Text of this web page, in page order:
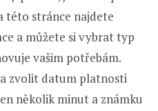
této stránce najdete
a můžete si vybrat typ
vašim potřebám.
zvolit datum platnosti
několik minut a známku